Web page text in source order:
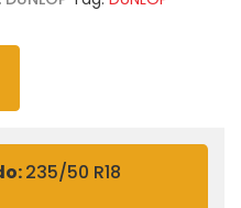
235/50 R18